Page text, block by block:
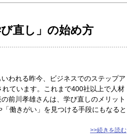
直し」の始め方
われる昨今、ビジネスでのステップア
ています。これまで400社以上で人材
前川孝雄さんは、学び直しのメリット
働きがい」を見つける手段にもなると
>>続きを読む